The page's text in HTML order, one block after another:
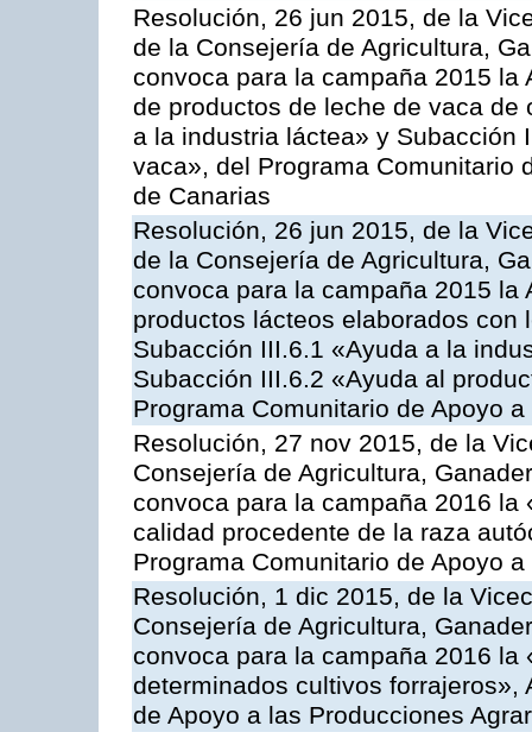
Resolución, 26 jun 2015, de la
de la Consejería de Agricultura,
convoca para la campaña 2015
de productos de leche de vaca
a la industria láctea» y Subacción
vaca», del Programa Comunitario
de Canarias
Resolución, 26 jun 2015, de la
de la Consejería de Agricultura,
convoca para la campaña 2015
productos lácteos elaborados
Subacción III.6.1 «Ayuda a la
Subacción III.6.2 «Ayuda al
Programa Comunitario de Apoyo
Resolución, 27 nov 2015, de la
Consejería de Agricultura,
convoca para la campaña 2016
calidad procedente de la raza
Programa Comunitario de Apoyo
Resolución, 1 dic 2015, de la
Consejería de Agricultura,
convoca para la campaña 2016 la
determinados cultivos forrajeros»,
de Apoyo a las Producciones